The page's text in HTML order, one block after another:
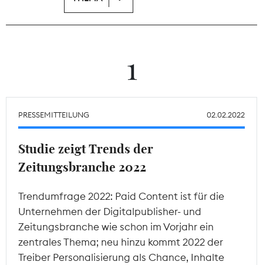
Wächterpreis
Mitgliederbereich
1
PRESSEMITTEILUNG 02.02.2022
Studie zeigt Trends der
Zeitungsbranche 2022
Trendumfrage 2022: Paid Content ist für die
Unternehmen der Digitalpublisher- und
Zeitungsbranche wie schon im Vorjahr ein
zentrales Thema; neu hinzu kommt 2022 der
Treiber Personalisierung als Chance, Inhalte